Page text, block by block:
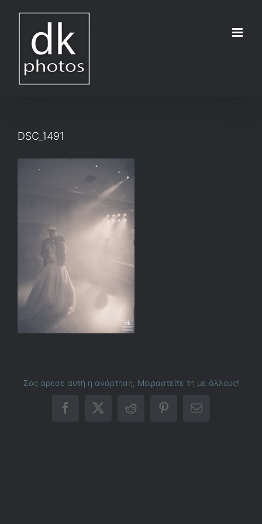
DSC_1491
Σας άρεσε αυτή η ανάρτηση; Μοιραστείτε τη με άλλους!
Facebook
X RedditPinterestEmail